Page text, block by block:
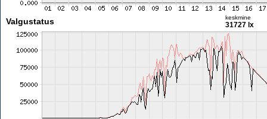
Valgustatus keskmine
31727 lx